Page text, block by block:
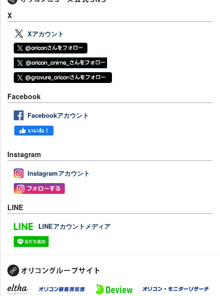
X
Xアカウント
Facebook
Facebookアカウント
Instagram
Instagramアカウント
LINE
LINEアカウントメディア